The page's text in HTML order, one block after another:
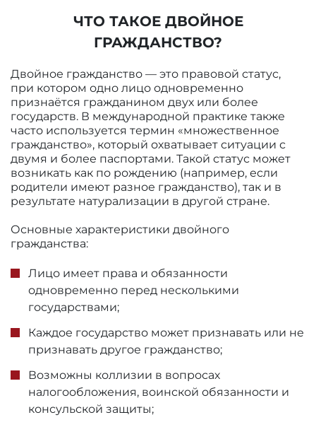
ЧТО ТАКОЕ ДВОЙНОЕ
ГРАЖДАНСТВО?
Двойное гражданство — это правовой статус,
при котором одно лицо одновременно
признаётся гражданином двух или более
государств. В международной практике также
часто используется термин «множественное
гражданство», который охватывает ситуации с
двумя и более паспортами. Такой статус может
возникать как по рождению (например, если
родители имеют разное гражданство), так и в
результате натурализации в другой стране.
Основные характеристики двойного
гражданства:
Лицо имеет права и обязанности
одновременно перед несколькими
государствами;
Каждое государство может признавать или не
признавать другое гражданство;
Возможны коллизии в вопросах
налогообложения, воинской обязанности и
консульской защиты;